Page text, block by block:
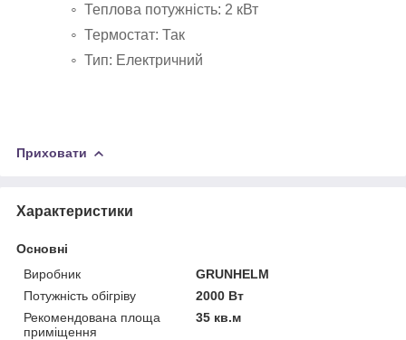
Теплова потужність: 2 кВт
Термостат: Так
Тип: Електричний
Приховати
Характеристики
Основні
Виробник
GRUNHELM
Потужність обігріву
2000 Вт
Рекомендована площа
приміщення
35 кв.м